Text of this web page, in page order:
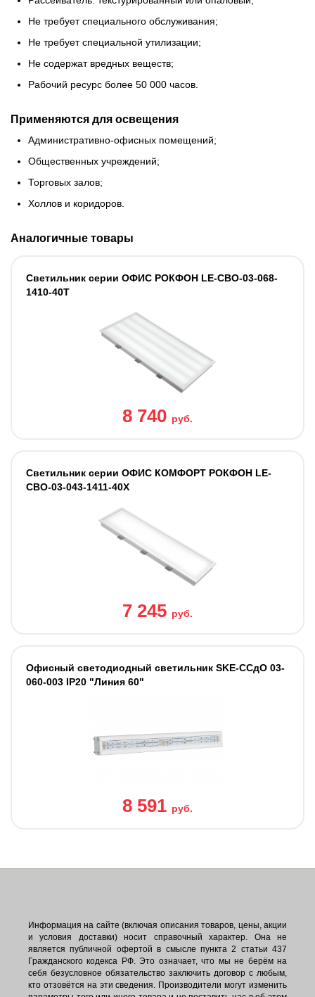
Не требует специального обслуживания;
Не требует специальной утилизации;
Не содержат вредных веществ;
Рабочий ресурс более 50 000 часов.
Применяются для освещения
Административно-офисных помещений;
Общественных учреждений;
Торговых залов;
Холлов и коридоров.
Аналогичные товары
Светильник серии ОФИС РОКФОН LE-СВО-03-068-
1410-40Т
8 740 руб.
Светильник серии ОФИС КОМФОРТ РОКФОН LE-
СВО-03-043-1411-40Х
7 245 руб.
Офисный светодиодный светильник SKE-ССдО 03-
060-003 IP20 "Линия 60"
8 591 руб.
Информация на сайте (включая описания товаров, цены, акции
и условия доставки) носит справочный характер. Она не
является публичной офертой в смысле пункта 2 статьи 437
Гражданского кодекса РФ. Это означает, что мы не берём на
себя безусловное обязательство заключить договор с любым,
кто отзовётся на эти сведения. Производители могут изменить